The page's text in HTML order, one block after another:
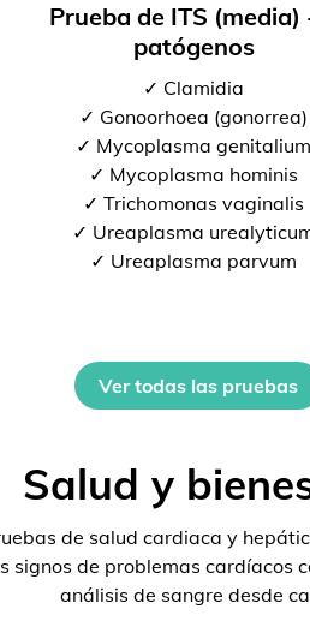
Prueba de ITS (media)
patógenos
✓ Clamidia
✓ Gonoorhoea (gonorrea)
✓ Mycoplasma genitalium
✓ Mycoplasma hominis
✓ Trichomonas vaginalis
✓ Ureaplasma
✓ Ureaplasma parvum
Ver todas las pruebas
Salud y
de salud cardiaca y
de problemas cardíacos
análisis de sangre desde